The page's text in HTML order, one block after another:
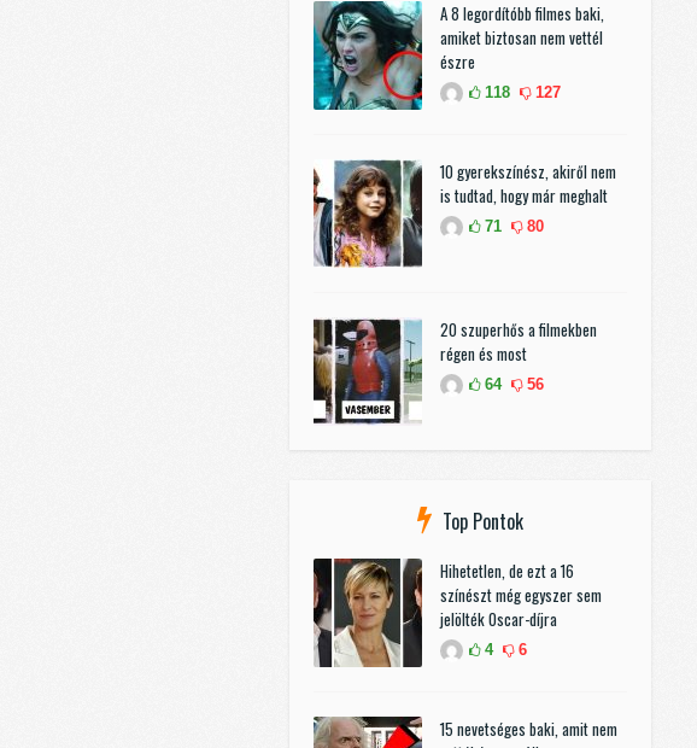
A 8 legordítóbb filmes baki,
amiket biztosan nem vettél
észre
118 127
10 gyerekszínész, akiről nem
is tudtad, hogy már meghalt
71 80
20 szuperhős a filmekben
régen és most
64 56
Top Pontok
Hihetetlen, de ezt a 16
színészt még egyszer sem
jelölték Oscar-díjra
4 6
15 nevetséges baki, amit nem